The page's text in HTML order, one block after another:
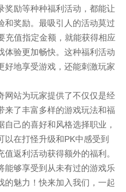
奖励等种种福利活动，都能让
和奖励。最吸引人的活动莫过
充值指定金额，就能获得相应
体验更加畅快。这种福利活动
好地享受游戏，还能刺激玩家
网站为玩家提供了不仅仅是经
来了丰富多样的游戏玩法和福
己的喜好和风格选择职业，
以在打怪升级和PK中感受到
返利活动获得额外的福利。
能够享受到从未有过的游戏乐
的魅力！快来加入我们，一起